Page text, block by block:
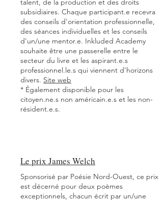
talent, de la production et des droits
subsidiaires. Chaque participant.e recevra
des conseils d'orientation professionnelle,
des séances individuelles et les conseils
d'un/une mentor.e. Inkluded Academy
souhaite être une passerelle entre le
secteur du livre et les aspirant.e.s
professionnel.le.s qui viennent d’horizons
divers. Site web
* Également disponible pour les
citoyen.ne.s non américain.e.s et les non-
résident.e.s.
Le prix James Welch
Sponsorisé par Poésie Nord-Ouest, ce prix
est décerné pour deux poèmes
exceptionnels, chacun écrit par un/une